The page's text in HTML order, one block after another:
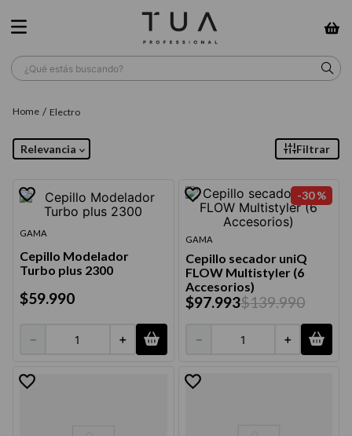
¿Qué estás buscando?
Electro
Relevancia Filtrar
GAMA
Cepillo Modelador
Turbo plus 2300
$59.990
＋
－
-30 %
GAMA
Cepillo secador uniQ
FLOW Multistyler (6
Accesorios)
$97.993$139.990
＋
－
TÉRMINOS MÁS BUSCADOS
1. wella
farmavita
shampoo
. cepillo
6. gama
7. secador